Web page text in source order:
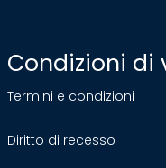
Condizioni di
Termini e condizioni
Diritto di recesso